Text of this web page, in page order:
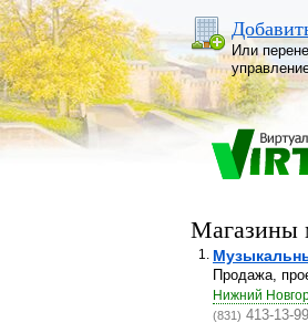
Или
Магазины
1.
Продажа,
Нижний
(831) 413-13-